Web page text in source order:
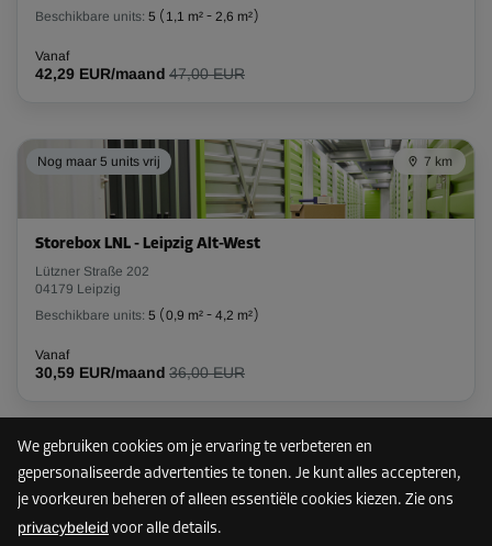
We gebruiken cookies om je ervaring te verbeteren en
gepersonaliseerde advertenties te tonen. Je kunt alles accepteren,
je voorkeuren beheren of alleen essentiële cookies kiezen. Zie ons
privacybeleid voor alle details.
Beschikbare units: 5 ( 1,1 m² - 2,6 m²)
Vanaf
42,29 EUR/maand 47,00 EUR
Nog maar 5 units vrij 7 km
Storebox LNL - Leipzig Alt-West
Lützner Straße 202
04179 Leipzig
Beschikbare units: 5 (0,9 m² - 4,2 m²)
Vanaf
30,59 EUR/maand 36,00 EUR
Nog maar 1 unit vrij